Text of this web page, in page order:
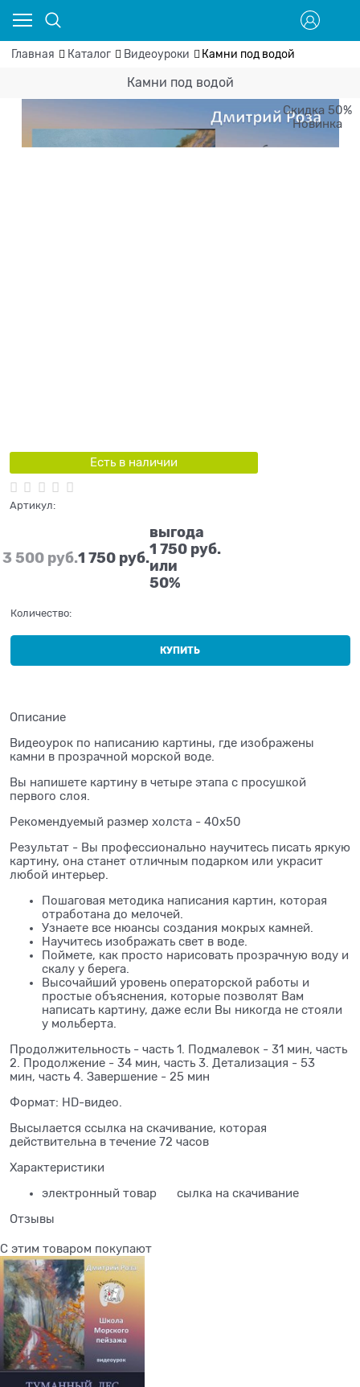
Главная Каталог Видеоуроки Камни под водой
Камни под водой
Скидка 50%
Новинка
Есть в наличии
Артикул:
3 500 руб.1 750 руб.
выгода
1 750 руб.
или
50%
Количество:
КУПИТЬ
Описание
Видеоурок по написанию картины, где изображены
камни в прозрачной морской воде.
Вы напишете картину в четыре этапа с просушкой
первого слоя.
Рекомендуемый размер холста - 40х50
Результат - Вы профессионально научитесь писать яркую
картину, она станет отличным подарком или украсит
любой интерьер.
Пошаговая методика написания картин, которая
отработана до мелочей.
Узнаете все нюансы создания мокрых камней.
Научитесь изображать свет в воде.
Поймете, как просто нарисовать прозрачную воду и
скалу у берега.
Высочайший уровень операторской работы и
простые объяснения, которые позволят Вам
написать картину, даже если Вы никогда не стояли
у мольберта.
Продолжительность - часть 1. Подмалевок - 31 мин, часть
2. Продолжение - 34 мин, часть 3. Детализация - 53
мин, часть 4. Завершение - 25 мин
Формат: HD-видео.
Высылается ссылка на скачивание, которая
действительна в течение 72 часов
Характеристики
электронный товар
сылка на скачивание
Отзывы
С этим товаром покупают